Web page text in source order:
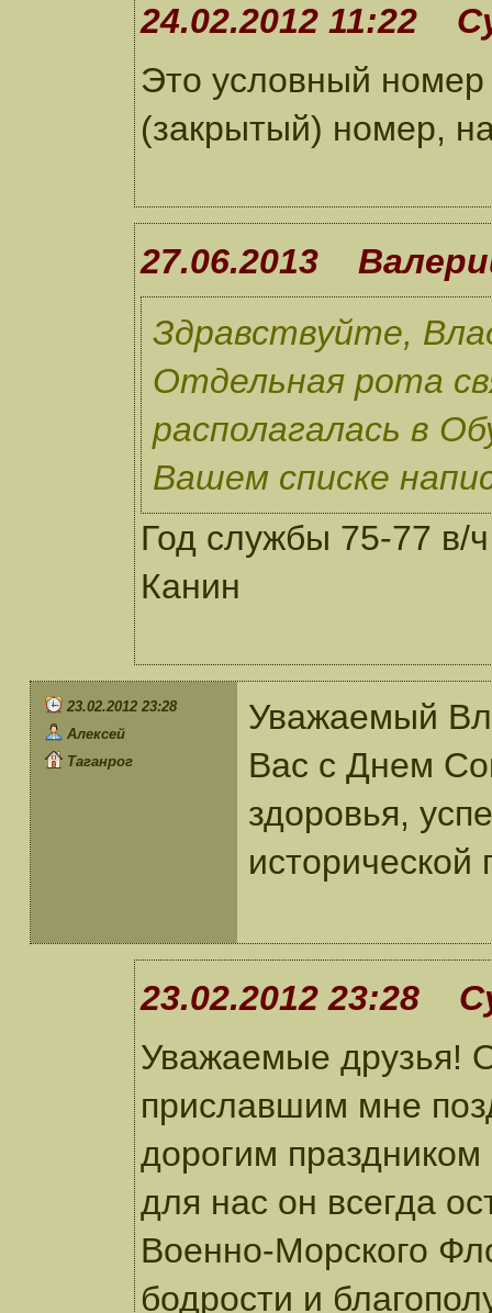
24.02.2012 11:22
Это условный номер
(закрытый) номер,
27.06.2013
Здравствуйте,
Отдельная рота
располагалась в
Вашем списке
Год службы 75-77 в/
Канин
23.02.2012 23:28
Алексей
Таганрог
Уважаемый
Вас с Днем
здоровья,
23.02.2012 23:28
Уважаемые друзья!
приславшим мне
дорогим
для нас он всегда
Военно-Морского
бодрости и